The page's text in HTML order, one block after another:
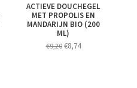
ACTIEVE DOUCHEGEL
MET PROPOLIS EN
MANDARIJN BIO (200
ML)
€9,20€8,74